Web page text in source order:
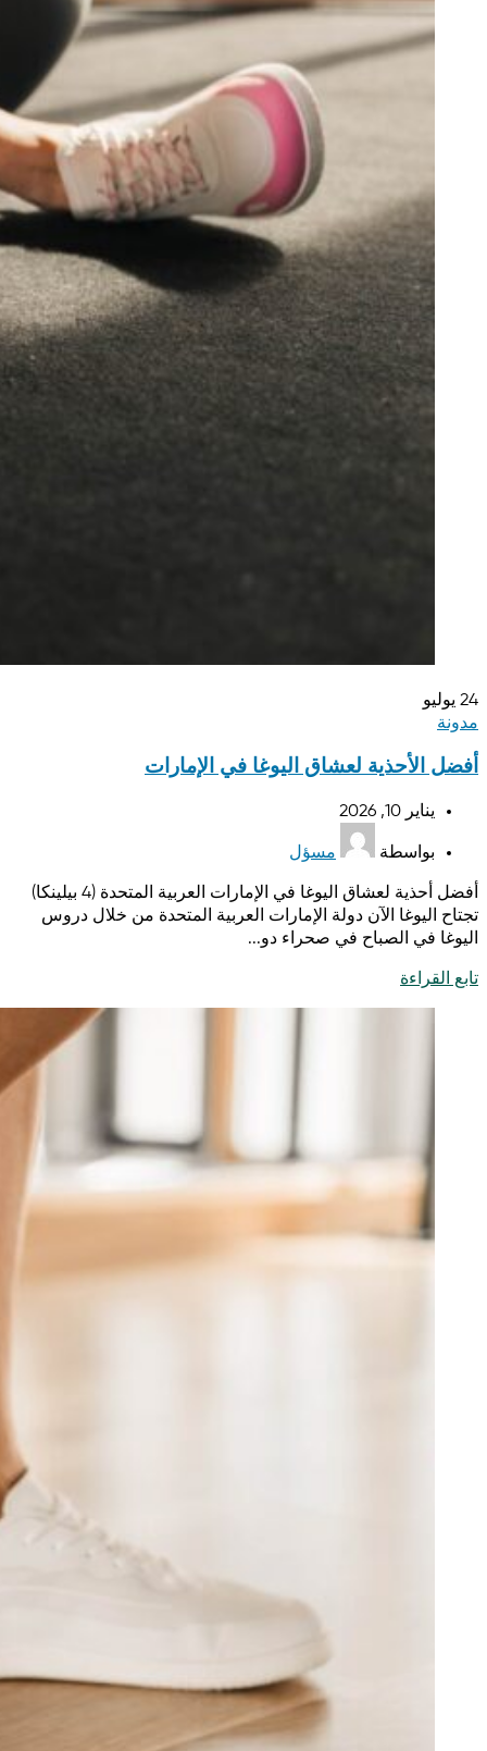
24 يوليو
مدونة
أفضل الأحذية لعشاق اليوغا في الإمارات
يناير 10, 2026
بواسطة مسؤل
أفضل أحذية لعشاق اليوغا في الإمارات العربية المتحدة (4 بيلينكا)
تجتاح اليوغا الآن دولة الإمارات العربية المتحدة من خلال دروس
اليوغا في الصباح في صحراء دو...
تابع القراءة